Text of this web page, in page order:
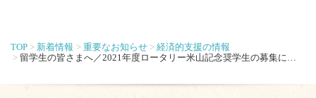
TOP 新着情報 重要なお知らせ
経済的支援の情報
留学生の皆さまへ／2021年度ロータリー米山記念奨学生の募集について